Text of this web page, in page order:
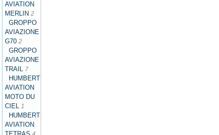
AVIATION
MERLIN 2
GROPPO
AVIAZIONE
G70 2
GROPPO
AVIAZIONE
TRAIL 7
HUMBERT
AVIATION
MOTO DU
CIEL 1
HUMBERT
AVIATION